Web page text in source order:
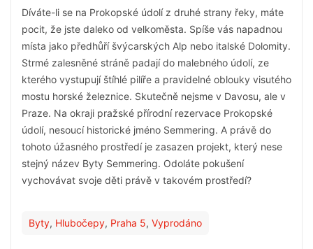
Díváte-li se na Prokopské údolí z druhé strany řeky, máte
pocit, že jste daleko od velkoměsta. Spíše vás napadnou
místa jako předhůří švýcarských Alp nebo italské Dolomity.
Strmé zalesněné stráně padají do malebného údolí, ze
kterého vystupují štíhlé pilíře a pravidelné oblouky visutého
mostu horské železnice. Skutečně nejsme v Davosu, ale v
Praze. Na okraji pražské přírodní rezervace Prokopské
údolí, nesoucí historické jméno Semmering. A právě do
tohoto úžasného prostředí je zasazen projekt, který nese
stejný název Byty Semmering. Odoláte pokušení
vychovávat svoje děti právě v takovém prostředí?
Byty, Hlubočepy, Praha 5, Vyprodáno